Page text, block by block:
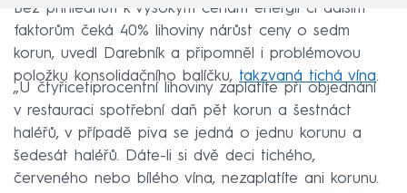
Bez přihlédnutí k vysokým cenám energií či dalším
faktorům čeká 40% lihoviny nárůst ceny o sedm
korun, uvedl Darebník a připomněl i problémovou
položku konsolidačního balíčku, takzvaná tichá vína.
„U čtyřicetiprocentní lihoviny zaplatíte při objednání
v restauraci spotřební daň pět korun a šestnáct
haléřů, v případě piva se jedná o jednu korunu a
šedesát haléřů. Dáte-li si dvě deci tichého,
červeného nebo bílého vína, nezaplatíte ani korunu.